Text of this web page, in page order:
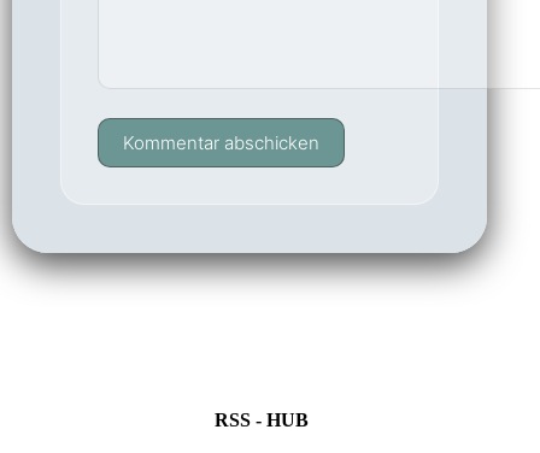
Kommentar abschicken
RSS - HUB